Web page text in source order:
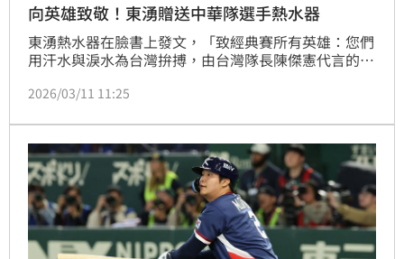
向英雄致敬！東湧贈送中華隊選手熱水器
東湧熱水器在臉書上發文，「致經典賽所有英雄：您們
用汗水與淚水為台灣拚搏，由台灣隊長陳傑憲代言的東
全體中華隊選手及教練團每人一台熱水器，讓每一位英
泡個澡，感受最舒服、最穩定、最安全的熱水。」
2026/03/11 11:25